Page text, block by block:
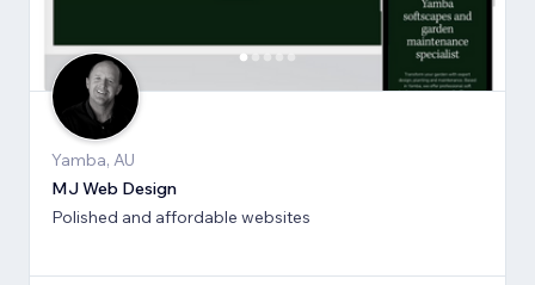
Yamba, AU
MJ Web Design
Polished and affordable websites